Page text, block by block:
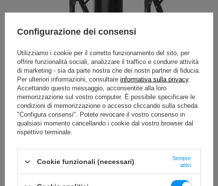
Configurazione dei consensi
Utilizziamo i cookie per il corretto funzionamento del sito, per
offrire funzionalità sociali, analizzare il traffico e condurre attività
di marketing - sia da parte nostra che dei nostri partner di fiducia.
Per ulteriori informazioni, consultare informativa sulla privacy.
Accettando questo messaggio, acconsentite alla loro
memorizzazione sul vostro computer. È possibile specificare le
condizioni di memorizzazione o accesso cliccando sulla scheda
"Configura consensi". Potete revocare il vostro consenso in
qualsiasi momento cancellando i cookie dal vostro browser dal
rispettivo terminale.
Cookie funzionali (necessari)
Sempre
attivi